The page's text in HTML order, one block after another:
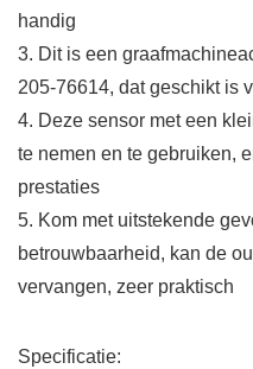
handig
3. Dit is een
205-76614, dat geschikt is
4. Deze sensor met een
te nemen en te gebruiken,
prestaties
5. Kom met uitstekende
betrouwbaarheid, kan de
vervangen, zeer praktisch
Specificatie: